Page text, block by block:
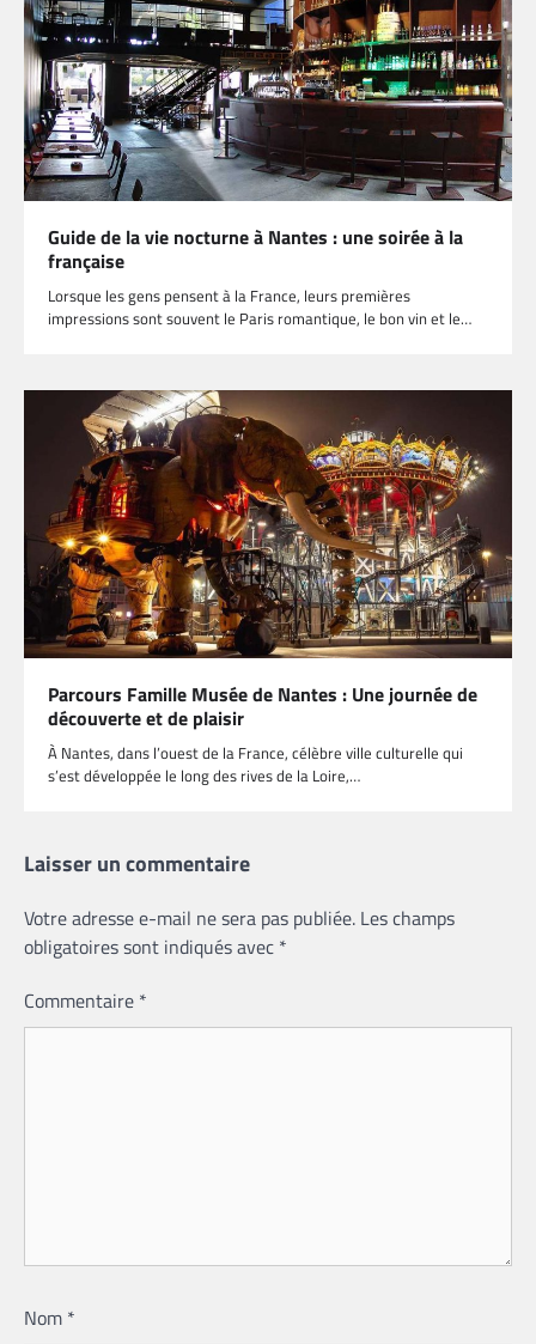
Guide de la vie nocturne à Nantes : une soirée à la
française
Lorsque les gens pensent à la France, leurs premières
impressions sont souvent le Paris romantique, le bon vin et le…
Parcours Famille Musée de Nantes : Une journée de
découverte et de plaisir
À Nantes, dans l’ouest de la France, célèbre ville culturelle qui
s’est développée le long des rives de la Loire,…
Laisser un commentaire
Votre adresse e-mail ne sera pas publiée. Les champs
obligatoires sont indiqués avec *
Commentaire *
Nom *